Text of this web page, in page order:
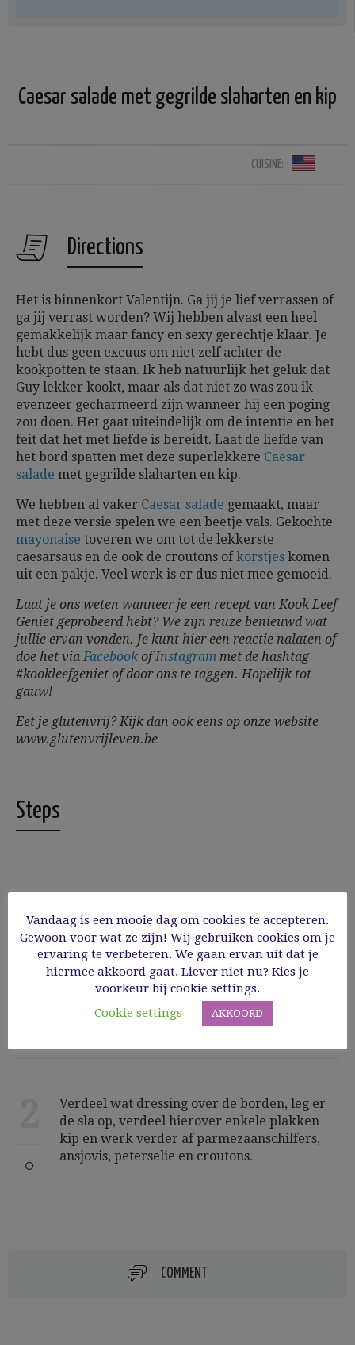
Caesar salade met gegrilde slaharten en kip
CUISINE:
Directions
Het is binnenkort Valentijn. Ga jij je lief verrassen of
ga jij verrast worden? Wij hebben alvast een heel
gemakkelijk maar fancy en sexy gerechtje klaar. Je
hebt dus geen excuus om niet zelf achter de
kookpotten te staan. Ik heb natuurlijk het geluk dat
Guy lekker kookt, maar als dat niet zo was zou ik
evenzeer gecharmeerd zijn wanneer hij een poging
zou doen. Het gaat uiteindelijk om de intentie en het
feit dat het met liefde is bereidt. Laat de liefde van
het bord spatten met deze superlekkere Caesar
salade met gegrilde slaharten en kip.
We hebben al vaker Caesar salade gemaakt, maar
met deze versie spelen we een beetje vals. Gekochte
mayonaise toveren we om tot de lekkerste
caesarsaus en de ook de croutons ofkorstjes komen
uit een pakje. Veel werk is er dus niet mee gemoeid.
Laat je ons weten wanneer je een recept van Kook Leef
Geniet geprobeerd hebt? We zijn reuze benieuwd wat
jullie ervan vonden. Je kunt hier een reactie nalaten of
doe het viaFacebookofInstagram met de hashtag
#kookleefgeniet of door ons te taggen.Hopelijk tot
gauw!
Eet je glutenvrij? Kijk dan ook eens op onze website
www.glutenvrijleven.be
Steps
1
citroensap en 1 ansjovis tot een dressing.
Breng op smaak met peper en eventueel zout.
Proef en voeg eventueel wat meer citroen toe
naar smaak. Halveer de gewassen slaharten
in de lengte en grill ze enkele minuten in een
grillpan. Snijd de kip in plakjes.
Verdeel wat dressing over de borden, leg er
de sla op, verdeel hierover enkele plakken
kip en werk verder af parmezaanschilfers,
ansjovis, peterselie en croutons.
COMMENT
Vandaag is een mooie dag om cookies te accepteren.
Gewoon voor wat ze zijn! Wij gebruiken cookies om je
ervaring te verbeteren. We gaan ervan uit dat je
hiermee akkoord gaat. Liever niet nu? Kies je
voorkeur bij cookie settings.
Cookie settings
AKKOORD